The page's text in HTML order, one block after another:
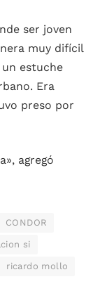
ser joven
muy difícil
estuche
Era
preso por
agregó
CONDOR
si
ricardo mollo